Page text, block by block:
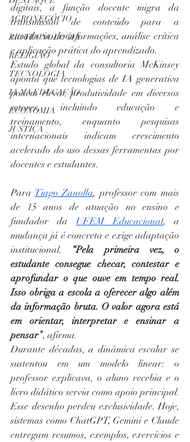
AGRONEGÓCIO
BIOTECNOLOGIA
RELIGIÃO
TECNOLOGIA
IA NA EDUCAÇÃO
ECONOMIA
JUSTIÇA
digitais, a função docente migra da
transmissão de conteúdo para a
curadoria de informações, análise crítica
e aplicação prática do aprendizado.
Estudo global da consultoria McKinsey
aponta que tecnologias de IA generativa
podem elevar produtividade em diversos
setores, incluindo educação e
treinamento, enquanto pesquisas
internacionais indicam crescimento
acelerado do uso dessas ferramentas por
docentes e estudantes.
Para Tiago Zanolla, professor com mais
de 15 anos de atuação no ensino e
fundador da UFEM Educacional, a
mudança já é concreta e exige adaptação
institucional. “Pela primeira vez, o
estudante consegue checar, contestar e
aprofundar o que ouve em tempo real.
Isso obriga a escola a oferecer algo além
da informação bruta. O valor agora está
em orientar, interpretar e ensinar a
pensar”, afirma.
Durante décadas, a dinâmica escolar se
sustentou em um modelo linear: o
professor explicava, o aluno recebia e o
livro didático servia como apoio principal.
Esse desenho perdeu exclusividade. Hoje,
sistemas como ChatGPT, Gemini e Claude
entregam resumos, exemplos, exercícios e